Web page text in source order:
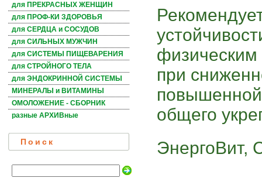
для ПРЕКРАСНЫХ ЖЕНЩИН
для ПРОФ-КИ ЗДОРОВЬЯ
для СЕРДЦА и СОСУДОВ
для СИЛЬНЫХ МУЖЧИН
для СИСТЕМЫ ПИЩЕВАРЕНИЯ
для СТРОЙНОГО ТЕЛА
для ЭНДОКРИННОЙ СИСТЕМЫ
МИНЕРАЛЫ и ВИТАМИНЫ
ОМОЛОЖЕНИЕ - СБОРНИК
разные АРХИВные
Поиск
физическим
при
общего
ЭнергоВит,